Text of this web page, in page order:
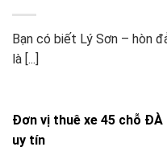
Bạn có biết Lý Sơn – hòn
là [...]
Đơn vị thuê xe 45 chỗ ĐÀ
uy tín